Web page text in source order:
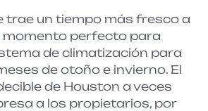
trae un tiempo más fresco a
momento perfecto para
de climatización para
de otoño e invierno. El
de Houston a veces
a los propietarios, por